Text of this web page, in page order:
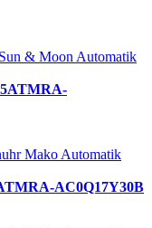
RA-
RA-AC0Q17Y30B